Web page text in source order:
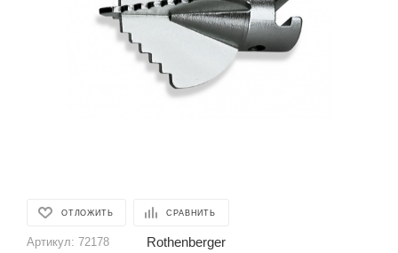
ОТЛОЖИТЬ СРАВНИТЬ
Артикул: 72178 Rothenberger